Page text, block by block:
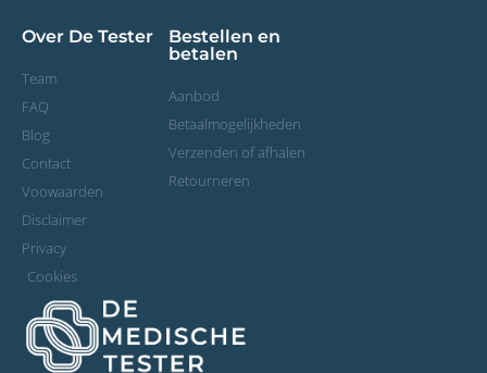
Over De Tester
Team
FAQ
Blog
Contact
Voowaarden
Disclaimer
Privacy
Cookies
Bestellen en
betalen
Aanbod
Betaalmogelijkheden
Verzenden of afhalen
Retourneren